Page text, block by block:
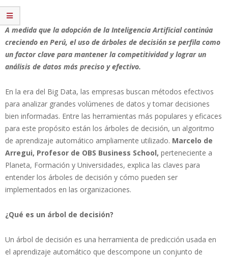
A medida que la adopción de la Inteligencia Artificial continúa
creciendo en Perú, el uso de árboles de decisión se perfila como
un factor clave para mantener la competitividad y lograr un
análisis de datos más preciso y efectivo.
En la era del Big Data, las empresas buscan métodos efectivos
para analizar grandes volúmenes de datos y tomar decisiones
bien informadas. Entre las herramientas más populares y eficaces
para este propósito están los árboles de decisión, un algoritmo
de aprendizaje automático ampliamente utilizado. Marcelo de
Arregui, Profesor de OBS Business School, perteneciente a
Planeta, Formación y Universidades, explica las claves para
entender los árboles de decisión y cómo pueden ser
implementados en las organizaciones.
¿Qué es un árbol de decisión?
Un árbol de decisión es una herramienta de predicción usada en
el aprendizaje automático que descompone un conjunto de